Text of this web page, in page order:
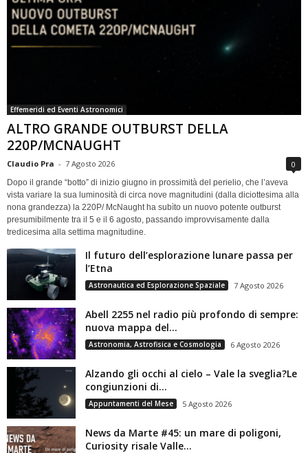
Effemeridi ed Eventi Astronomici
ALTRO GRANDE OUTBURST DELLA
220P/MCNAUGHT
Claudio Pra - 7 Agosto 2026 0
Dopo il grande “botto” di inizio giugno in prossimità del perielio, che l’aveva
vista variare la sua luminosità di circa nove magnitudini (dalla diciottesima alla
nona grandezza) la 220P/ McNaught ha subìto un nuovo potente outburst
presumibilmente tra il 5 e il 6 agosto, passando improvvisamente dalla
tredicesima alla settima magnitudine.
Il futuro dell’esplorazione lunare passa per
l’Etna
Astronautica ed Esplorazione Spaziale 7 Agosto 2026
Abell 2255 nel radio più profondo di sempre:
nuova mappa del...
Astronomia, Astrofisica e Cosmologia 6 Agosto 2026
Alzando gli occhi al cielo – Vale la sveglia?Le
congiunzioni di...
Appuntamenti del Mese 5 Agosto 2026
News da Marte #45: un mare di poligoni,
Curiosity risale Valle...